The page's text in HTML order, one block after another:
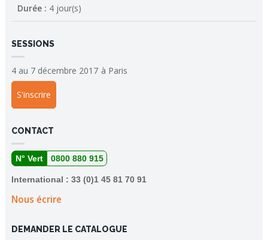
Durée : 4 jour(s)
SESSIONS
4 au 7 décembre 2017 à Paris
S'inscrire
CONTACT
N° Vert 0800 880 915
International : 33 (0)1 45 81 70 91
Nous écrire
DEMANDER LE CATALOGUE